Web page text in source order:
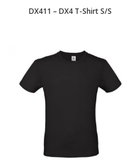
DX411 – DX4 T-Shirt S/S